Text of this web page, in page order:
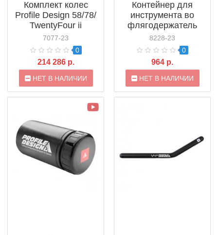
Комплект колес
Profile Design 58/78/
TwentyFour ii
Clincher
(W587824TUBS1-1)
7077-23
0
214 286 р.
НЕТ В НАЛИЧИИ
Контейнер для
инструмента во
флягодержатель
Profile Design Water
Bottle Storage II
(ACWBS21)
8228-23
0
964 р.
НЕТ В НАЛИЧИИ